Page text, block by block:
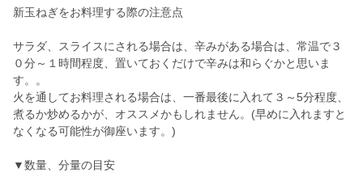
新玉ねぎをお料理する際の注意点
サラダ、スライスにされる場合は、辛みがある場合は、常温で３
０分～１時間程度、置いておくだけで辛みは和らぐかと思いま
す。。
火を通してお料理される場合は、一番最後に入れて３～5分程度、
煮るか炒めるかが、オススメかもしれません。(早めに入れますと
なくなる可能性が御座います。)
▼数量、分量の目安